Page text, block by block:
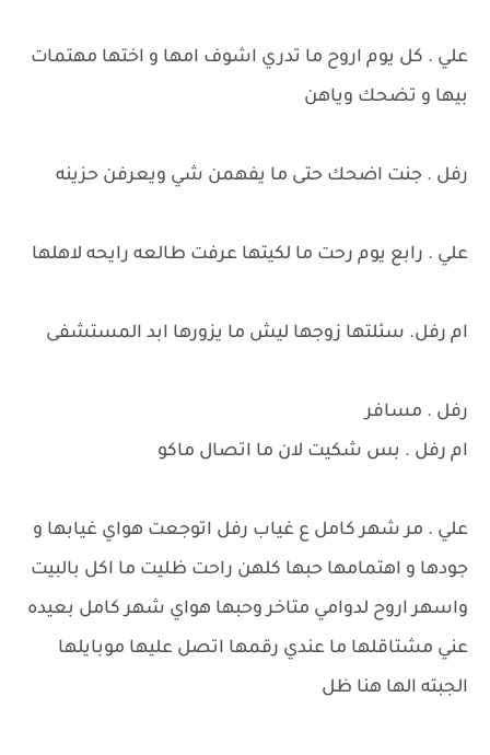
علي . كل يوم اروح ما تدري اشوف امها و اختها مهتمات
بيها و تضحك وياهن
رفل . جنت اضحك حتى ما يفهمن شي ويعرفن حزينه
علي . رابع يوم رحت ما لكيتها عرفت طالعه رايحه لاهلها
ام رفل. سئلتها زوجها ليش ما يزورها ابد المستشفى
رفل . مسافر
ام رفل . بس شكيت لان ما اتصال ماكو
علي . مر شهر كامل ع غياب رفل اتوجعت هواي غيابها و
جودها و اهتمامها حبها كلهن راحت ظليت ما اكل بالبيت
واسهر اروح لدوامي متاخر وحبها هواي شهر كامل بعيده
عني مشتاقلها ما عندي رقمها اتصل عليها موبايلها
الجبته الها هنا ظل